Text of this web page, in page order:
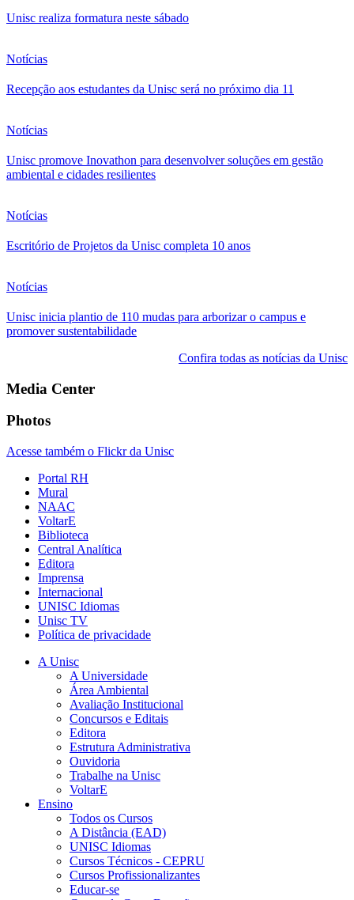
Unisc realiza formatura neste sábado
Notícias
Recepção aos estudantes da Unisc será no próximo dia 11
Notícias
Unisc promove Inovathon para desenvolver soluções em gestão
ambiental e cidades resilientes
Notícias
Escritório de Projetos da Unisc completa 10 anos
Notícias
Unisc inicia plantio de 110 mudas para arborizar o campus e
promover sustentabilidade
Confira todas as notícias da Unisc
Media Center
Photos
Acesse também o Flickr da Unisc
Portal RH
Mural
NAAC
VoltarE
Biblioteca
Central Analítica
Editora
Imprensa
Internacional
UNISC Idiomas
Unisc TV
Política de privacidade
A Unisc
A Universidade
Área Ambiental
Avaliação Institucional
Concursos e Editais
Editora
Estrutura Administrativa
Ouvidoria
Trabalhe na Unisc
VoltarE
Ensino
Todos os Cursos
A Distância (EAD)
UNISC Idiomas
Cursos Técnicos - CEPRU
Cursos Profissionalizantes
Educar-se